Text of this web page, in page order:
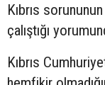
Kıbrıs
çalıştığı
Kıbrıs